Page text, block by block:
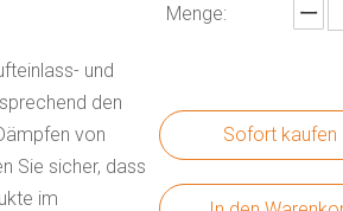
Menge:
Sofort kaufen
und
den
von
Sie sicher, dass
im